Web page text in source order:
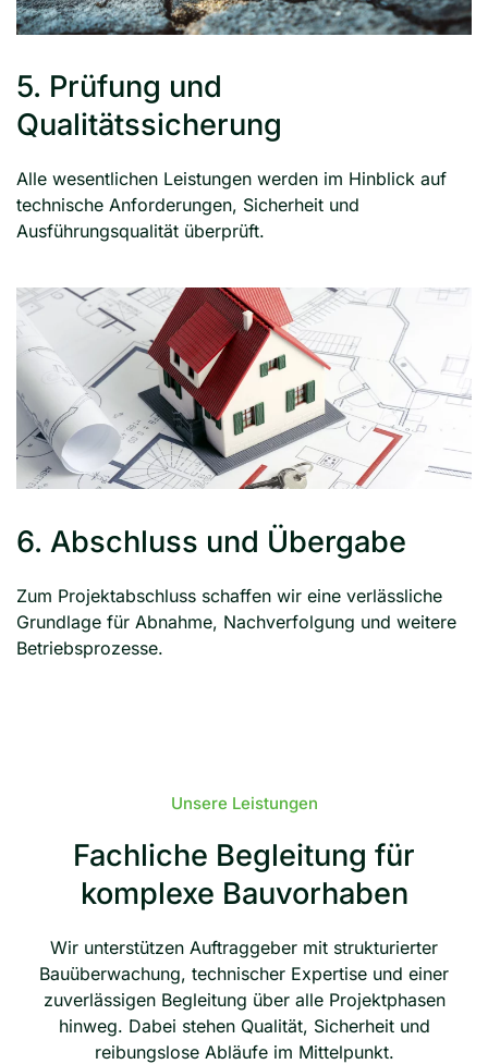
5. Prüfung und
Qualitätssicherung
Alle wesentlichen Leistungen werden im Hinblick auf
technische Anforderungen, Sicherheit und
Ausführungsqualität überprüft.
6. Abschluss und Übergabe
Zum Projektabschluss schaffen wir eine verlässliche
Grundlage für Abnahme, Nachverfolgung und weitere
Betriebsprozesse.
Unsere Leistungen
Fachliche Begleitung für
komplexe Bauvorhaben
Wir unterstützen Auftraggeber mit strukturierter
Bauüberwachung, technischer Expertise und einer
zuverlässigen Begleitung über alle Projektphasen
hinweg. Dabei stehen Qualität, Sicherheit und
reibungslose Abläufe im Mittelpunkt.